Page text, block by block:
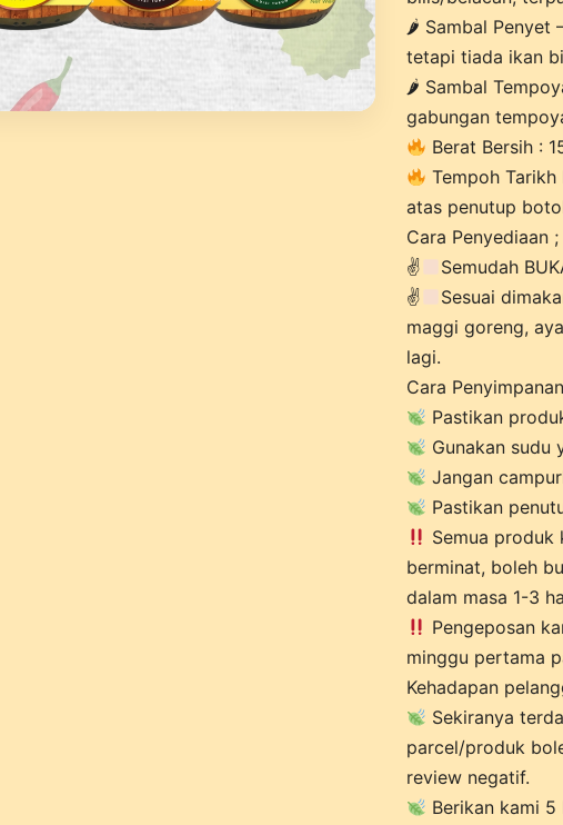
🌶 Sambal Penyet
tetapi tiada ikan
🌶 Sambal
gabungan
Berat Bersih :
Tempoh
atas penutup
Cara Penyediaan ;
✌
Semudah
✌
Sesuai
maggi goreng,
lagi.
Cara
Pastikan
Gunakan sudu
Jangan
Pastikan
Semua produk
berminat, boleh
dalam masa 1-3
Pengeposan
minggu pertama
Kehadapan
Sekiranya
parcel/produk
review negatif.
Berikan kami 5